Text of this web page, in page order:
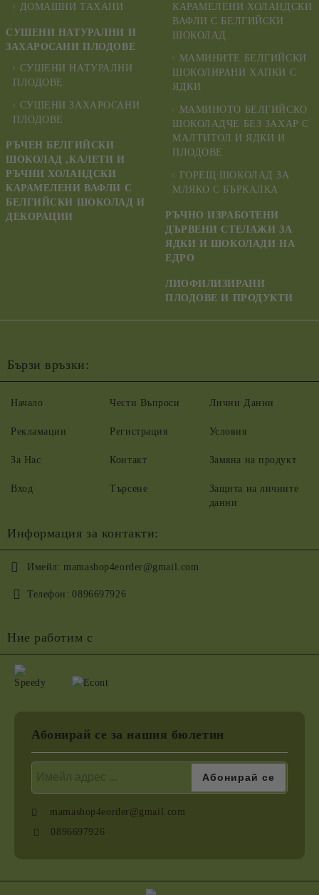
ДОМАШНИ ТАХАНИ
СУШЕНИ НАТУРАЛНИ И
ЗАХАРОСАНИ ПЛОДОВЕ
СУШЕНИ НАТУРАЛНИ
ПЛОДОВЕ
СУШЕНИ ЗАХАРОСАНИ
ПЛОДОВЕ
РЪЧЕН БЕЛГИЙСКИ
ШОКОЛАД ,КАЛЕТИ И
РЪЧНИ ХОЛАНДСКИ
КАРАМЕЛЕНИ ВАФЛИ С
БЕЛГИЙСКИ ШОКОЛАД И
ДЕКОРАЦИИ
КАРАМЕЛЕНИ ХОЛАНДСКИ
ВАФЛИ С БЕЛГИЙСКИ
ШОКОЛАД
МАМИНИТЕ БЕЛГИЙСКИ
ШОКОЛИРАНИ ХАПКИ С
ЯДКИ
МАМИНОТО БЕЛГИЙСКО
ШОКОЛАДЧЕ БЕЗ ЗАХАР С
МАЛТИТОЛ И ЯДКИ И
ПЛОДОВЕ
ГОРЕЩ ШОКОЛАД ЗА
МЛЯКО С БЪРКАЛКА
РЪЧНО ИЗРАБОТЕНИ
ДЪРВЕНИ СТЕЛАЖИ ЗА
ЯДКИ И ШОКОЛАДИ НА
ЕДРО
ЛИОФИЛИЗИРАНИ
ПЛОДОВЕ И ПРОДУКТИ
Бързи връзки:
Начало
Рекламации
За Нас
Вход
Чести Въпроси
Регистрация
Контакт
Търсене
Лични Данни
Условия
Замяна на продукт
Защита на личните
данни
Информация за контакти:
Имейл: mamashop4eorder@gmail.com
Телефон: 0896697926
Ние работим с
Абонирай се за нашия бюлетин
mamashop4eorder@gmail.com
0896697926